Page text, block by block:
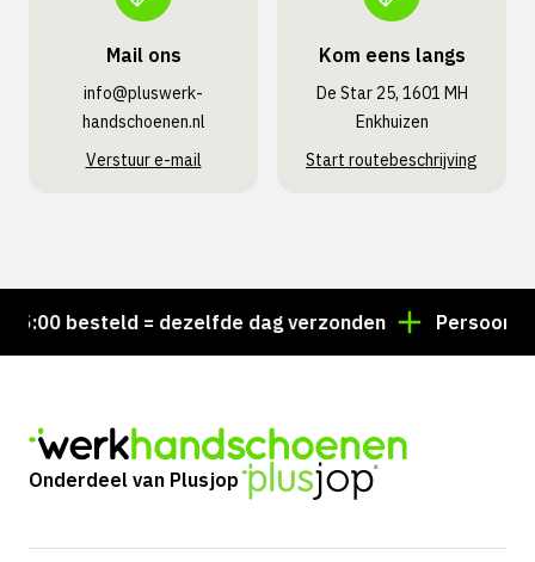
Mail ons
info@pluswerk­
handschoenen.nl
Verstuur e-mail
Kom eens langs
De Star 25, 1601 MH
Enkhuizen
Start routebeschrijving
besteld = dezelfde dag verzonden Persoonlijk
Onderdeel van Plusjop